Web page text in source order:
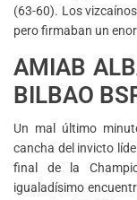
(63-60). Los
pero firmaban un
AMIAB
BILBAO
Un mal último
cancha del invicto
final de la
igualadísimo